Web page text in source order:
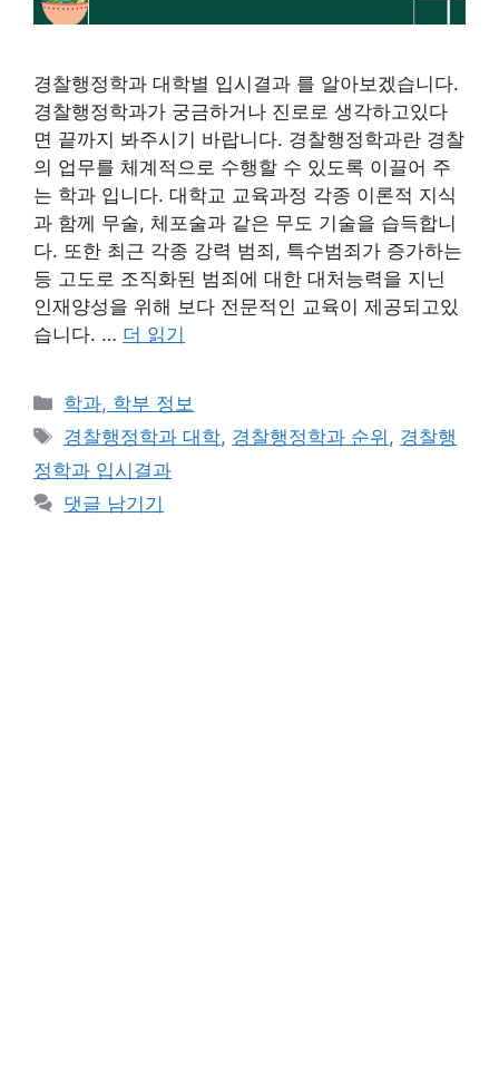
경찰행정학과 대학별 입시결과 를 알아보겠습니다.
경찰행정학과가 궁금하거나 진로로 생각하고있다
면 끝까지 봐주시기 바랍니다. 경찰행정학과란 경찰
의 업무를 체계적으로 수행할 수 있도록 이끌어 주
는 학과 입니다. 대학교 교육과정 각종 이론적 지식
과 함께 무술, 체포술과 같은 무도 기술을 습득합니
다. 또한 최근 각종 강력 범죄, 특수범죄가 증가하는
등 고도로 조직화된 범죄에 대한 대처능력을 지닌
인재양성을 위해 보다 전문적인 교육이 제공되고있
습니다. … 더 읽기
카
테
리
학과, 학부 정보
태
그
경찰행정학과 대학, 경찰행정학과 순위 , 경찰행
정학과 입시결과
댓글 남기기